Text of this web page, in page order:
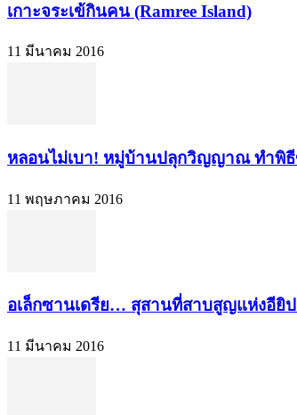
เกาะจระเข้กินคน (Ramree Island)
11 มีนาคม 2016
หลอนไม่เบา! หมู่บ้านปลุกวิญญาณ ทำพิ
11 พฤษภาคม 2016
อเล็กซานเดรีย… สุสานที่สาบสูญแห่งอียิ
11 มีนาคม 2016